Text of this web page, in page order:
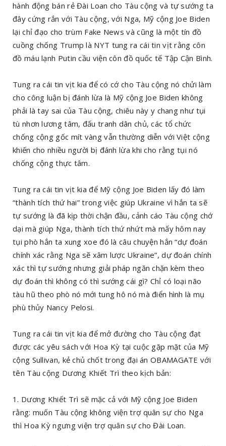
hành động bán rẻ Đài Loan cho Tàu cộng và tự sướng ta
đây cứng rắn với Tàu cộng, với Nga, Mỹ cộng Joe Biden
lại chỉ đạo cho trùm Fake News và cũng là một tín đồ
cuồng chống Trump là NYT tung ra cái tin vịt rằng côn
đồ máu lạnh Putin cầu viện côn đồ quốc tế Tập Cận Bình.
Tung ra cái tin vịt kia để có cớ cho Tàu cộng nó chửi làm
cho công luận bị đánh lừa là Mỹ cộng Joe Biden không
phải là tay sai của Tàu cộng, chiêu này y chang như tụi
tù nhơn lương tâm, đấu tranh dân chủ, các tổ chức
chống cộng gốc mít vàng vẫn thường diễn với Việt cộng
khiến cho nhiều người bị đánh lừa khi cho rằng tụi nó
chống cộng thực tâm.
Tung ra cái tin vịt kia để Mỹ cộng Joe Biden lấy đó làm
“thành tích thứ hai” trong việc giúp Ukraine vì hắn ta sẽ
tự sướng là đã kịp thời chận đầu, cảnh cáo Tàu cộng chớ
dại mà giúp Nga, thành tích thứ nhứt mà mấy hôm nay
tụi phò hắn ta xung xoe đó là câu chuyện hắn “dự đoán
chính xác rằng Nga sẽ xâm lược Ukraine”, dự đoán chính
xác thì tự sướng nhưng giải pháp ngăn chặn kèm theo
dự đoán thì không có thì sướng cái gì? Chỉ có loại não
tàu hũ theo phò nó mới tung hô nó mà điển hình là mụ
phù thủy Nancy Pelosi.
Tung ra cái tin vịt kia để mở đường cho Tàu cộng đạt
được các yêu sách với Hoa Kỳ tại cuộc gặp mặt của Mỹ
cộng Sullivan, kẻ chủ chốt trong đại án OBAMAGATE với
tên Tàu cộng Dương Khiết Trì theo kịch bản:
1. Dương Khiết Trì sẽ mặc cả với Mỹ cộng Joe Biden
rằng: muốn Tàu cộng không viện trợ quân sự cho Nga
thì Hoa Kỳ ngưng viện trợ quân sự cho Đài Loan.